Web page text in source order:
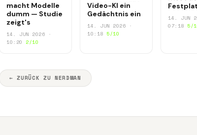
macht Modelle
dumm — Studie
zeigt's
14. JUN 2026 ·
10:20 2/10
Video-KI ein
Gedächtnis ein
14. JUN 2026 ·
10:18 5/10
14. JUN
07:18 5/
← ZURÜCK ZU NERDMAN